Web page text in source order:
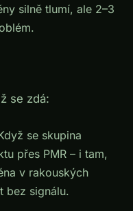
silně tlumí, ale 2–3
se zdá:
se skupina
přes PMR – i tam,
v rakouských
bez signálu.